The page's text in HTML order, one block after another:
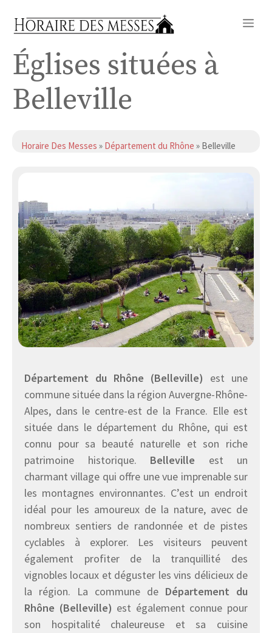
Églises situées à
Belleville
Horaire Des Messes » Département du Rhône » Belleville
Département du Rhône (Belleville) est une
commune située dans la région Auvergne-Rhône-
Alpes, dans le centre-est de la France. Elle est
située dans le département du Rhône, qui est
connu pour sa beauté naturelle et son riche
patrimoine historique. Belleville est un
charmant village qui offre une vue imprenable sur
les montagnes environnantes. C’est un endroit
idéal pour les amoureux de la nature, avec de
nombreux sentiers de randonnée et de pistes
cyclables à explorer. Les visiteurs peuvent
également profiter de la tranquillité des
vignobles locaux et déguster les vins délicieux de
la région. La commune de Département du
Rhône (Belleville) est également connue pour
son hospitalité chaleureuse et sa cuisine